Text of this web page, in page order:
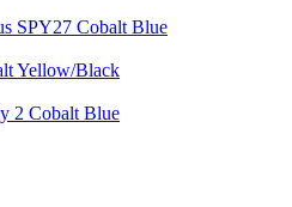
SPY27 Cobalt Blue
Yellow/Black
2 Cobalt Blue